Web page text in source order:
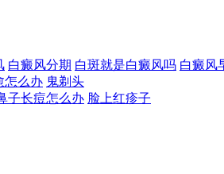
白癜风分期 白斑就是白癜风吗 白癜风
怎么办 鬼剃头
子长痘怎么办 脸上红疹子